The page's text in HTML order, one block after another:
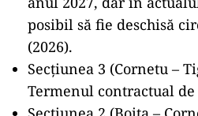
posibil să fie deschisă
(2026).
Secțiunea 3 (Cornetu –
Termenul contractual